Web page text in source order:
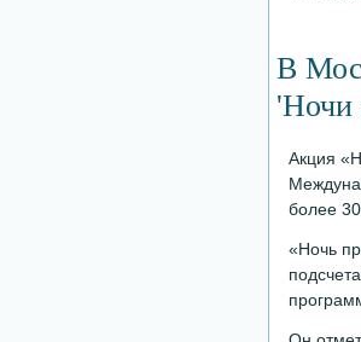
В
'Ночи
Акция
более
«Ночь